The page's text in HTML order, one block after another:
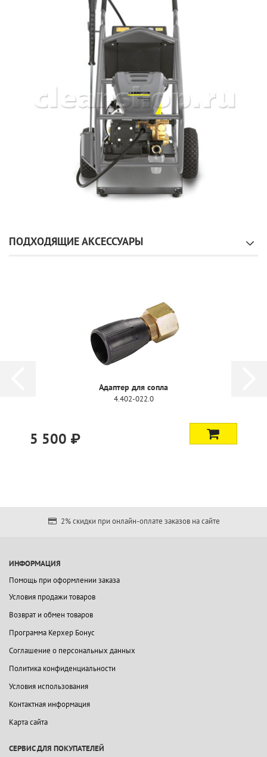
ПОДХОДЯЩИЕ АКСЕССУАРЫ
Адаптер для сопла
4.402-022.0
5 500 ₽
2% скидки при онлайн-оплате заказов на сайте
ИНФОРМАЦИЯ
Помощь при оформлении заказа
Условия продажи товаров
Возврат и обмен товаров
Программа Керхер Бонус
Соглашение о персональных данных
Политика конфиденциальности
Условия использования
Контактная информация
Карта сайта
СЕРВИС ДЛЯ ПОКУПАТЕЛЕЙ